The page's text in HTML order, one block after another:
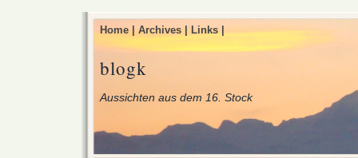
Home | Archives | Links |
blogk
Aussichten aus dem 16. Stock